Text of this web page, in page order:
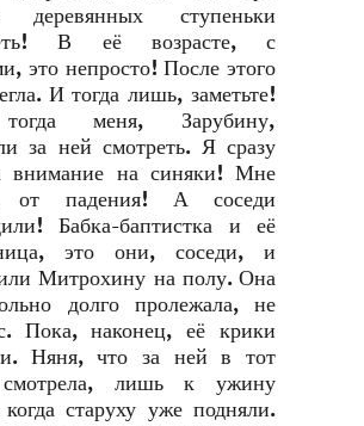
деревянных ступеньки
В её возрасте, с
это непросто! После этого
И тогда лишь, заметьте!
меня, Зарубину,
за ней смотреть. Я сразу
внимание на синяки! Мне
от падения! А соседи
Бабка-баптистка и её
это они, соседи, и
Митрохину на полу. Она
долго пролежала, не
Пока, наконец, её крики
Няня, что за ней в тот
лишь к ужину
старуху уже подняли.